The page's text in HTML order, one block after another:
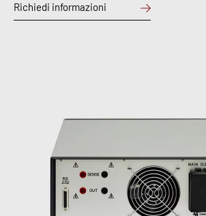
Richiedi informazioni